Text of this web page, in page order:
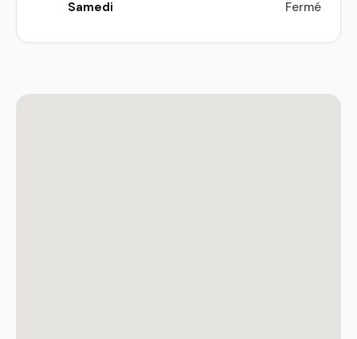
Samedi Fermé